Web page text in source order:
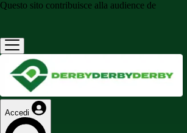
Questo sito contribuisce alla audience de
Accedi